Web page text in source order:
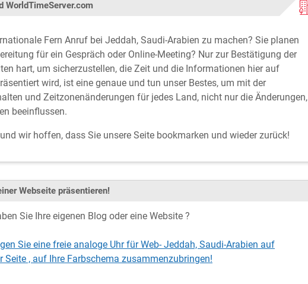
WorldTimeServer.com
Fern Anruf bei Jeddah, Saudi-Arabien zu machen? Sie planen
für ein Gespräch oder Online-Meeting? Nur zur Bestätigung der
hart, um sicherzustellen, die Zeit und die Informationen hier auf
wird, ist eine genaue und tun unser Bestes, um mit der
und Zeitzonenänderungen für jedes Land, nicht nur die Änderungen,
beeinflussen.
wir hoffen, dass Sie unsere Seite bookmarken und wieder zurück!
Webseite präsentieren!
Sie Ihre eigenen Blog oder eine Website ?
Sie eine freie analoge Uhr für Web- Jeddah, Saudi-Arabien auf
Seite , auf Ihre Farbschema zusammenzubringen!